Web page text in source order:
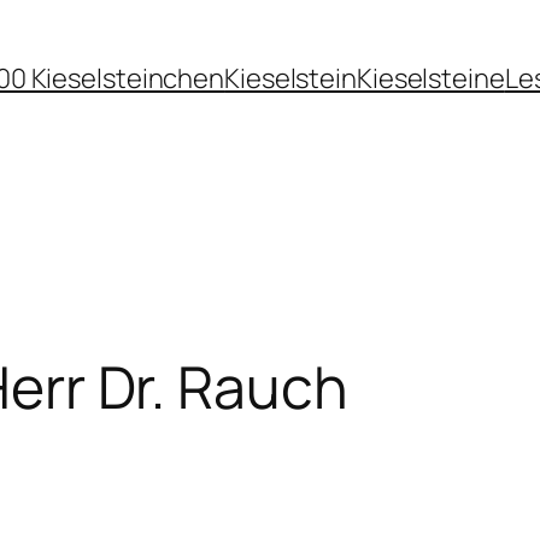
KieselsteinchenKieselsteinKieselsteine
Dr. Rauch